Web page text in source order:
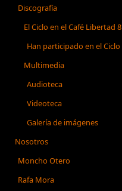
Discografía
El Ciclo en el Café Libertad 8
Han participado en el Ciclo
Multimedia
Audioteca
Videoteca
Galería de imágenes
Nosotros
Moncho Otero
Rafa Mora